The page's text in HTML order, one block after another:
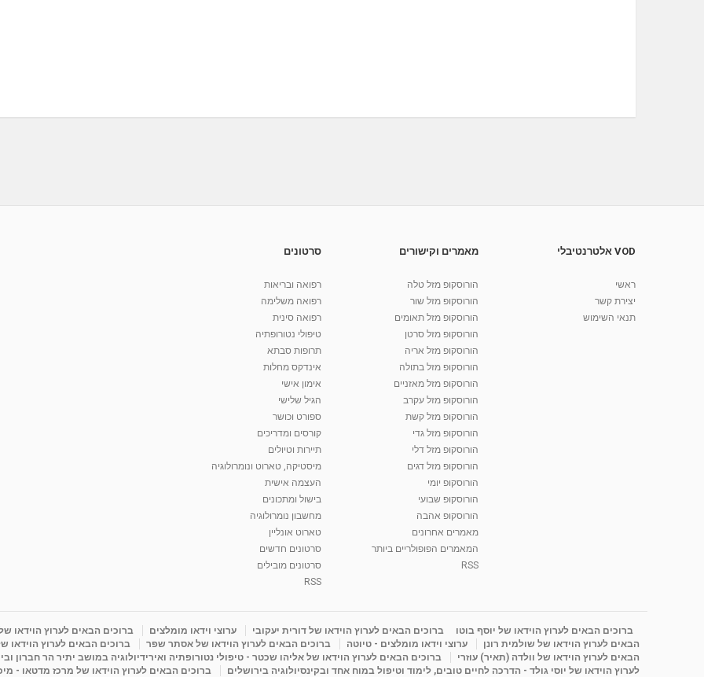
VOD אלטרנטיבלי
ראשי
יצירת קשר
תנאי השימוש
מאמרים וקישורים
הורוסקופ מזל טלה
הורוסקופ מזל שור
הורוסקופ מזל תאומים
הורוסקופ מזל סרטן
הורוסקופ מזל אריה
הורוסקופ מזל בתולה
הורוסקופ מזל מאזניים
הורוסקופ מזל עקרב
הורוסקופ מזל קשת
הורוסקופ מזל גדי
הורוסקופ מזל דלי
הורוסקופ מזל דגים
הורוסקופ יומי
הורוסקופ שבועי
הורוסקופ אהבה
מאמרים אחרונים
המאמרים הפופולריים ביותר
RSS
סרטונים
רפואה ובריאות
רפואה משלימה
רפואה סינית
טיפולי נטורופתיה
תרופות סבתא
אינדקס מחלות
אימון אישי
הגיל שלישי
ספורט וכושר
קורסים ומדריכים
תיירות וטיולים
מיסטיקה, טארוט ונומרולוגיה
העצמה אישית
בישול ומתכונים
מחשבון נומרולוגיה
טארוט אונליין
סרטונים חדשים
סרטונים מובילים
RSS
ברוכים הבאים לערוץ הוידאו של יוסף בוטו ברוכים הבאים לערוץ הוידאו של דורית יעקובי ערוצי וידאו מומלצים
ברוכים הבאים לערוץ הוידאו
הבאים לערוץ הוידאו של שולמית רונן
ערוצי וידאו מומלצים - טיוטה ברוכים הבאים לערוץ הוידאו של אסתר שפר
ברוכים הבאים לערוץ הוידאו
הבאים לערוץ הוידאו של וולדה (תאיר) עוזרי
ברוכים הבאים לערוץ הוידאו של אליהו שכטר - טיפולי נטורופתיה ואירידיולוגיה במושב יתיר הר חברון
לערוץ הוידאו של יוסי גולד - הדרכה לחיים טובים, לימוד וטיפול במוח אחד ובקינסיולוגיה בירושלים
ברוכים הבאים לערוץ הוידאו של מרכז מדטאו -